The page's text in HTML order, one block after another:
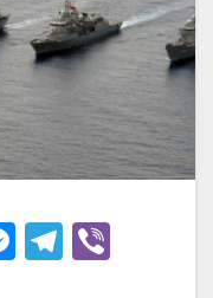
M T